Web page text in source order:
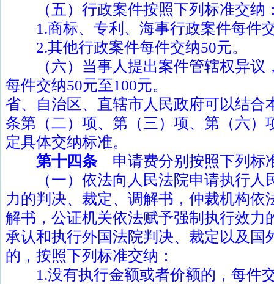
（五）行政案件按照下列标准交纳
1.商标、专利、海事行政案件每件
2.其他行政案件每件交纳50元。
（六）当事人提出案件管辖权异议
每件交纳50元至100元。
省、自治区、直辖市人民政府可以结合
条第（二）项、第（三）项、第（六）
定具体交纳标准。
第十四条申请费分别按照下列标
（一）依法向人民法院申请执行人
力的判决、裁定、调解书，仲裁机构依
解书，公证机关依法赋予强制执行效力
承认和执行外国法院判决、裁定以及国
的，按照下列标准交纳：
1.没有执行金额或者价额的，每件